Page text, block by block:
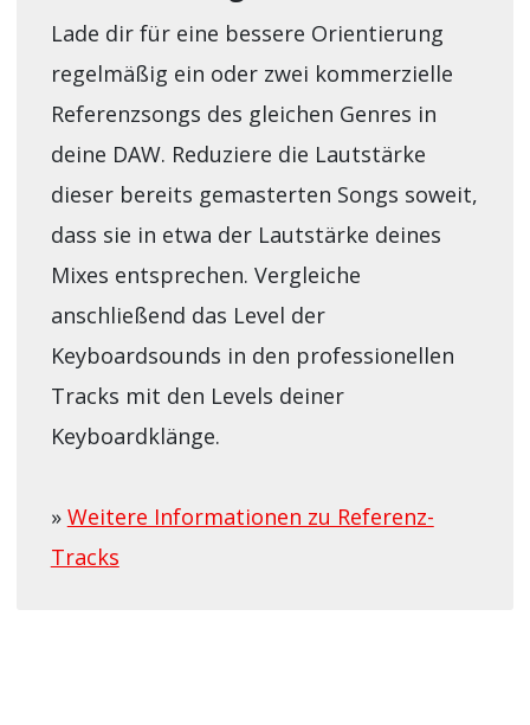
Lade dir für eine bessere Orientierung
regelmäßig ein oder zwei kommerzielle
Referenzsongs des gleichen Genres in
deine DAW. Reduziere die Lautstärke
dieser bereits gemasterten Songs soweit,
dass sie in etwa der Lautstärke deines
Mixes entsprechen. Vergleiche
anschließend das Level der
Keyboardsounds in den professionellen
Tracks mit den Levels deiner
Keyboardklänge.
» Weitere Informationen zu Referenz-
Tracks